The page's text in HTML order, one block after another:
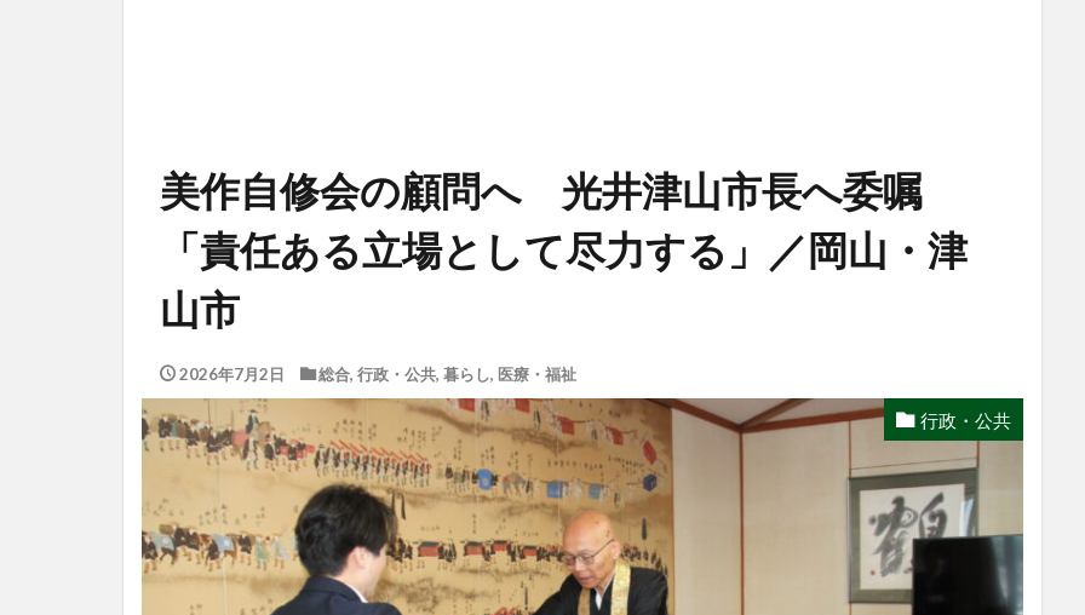
美作自修会の顧問へ 光井津山市長へ委嘱
「責任ある立場として尽力する」／岡山・津
山市
2026年7月2日 総合, 行政・公共, 暮らし, 医療・福祉
行政・公共